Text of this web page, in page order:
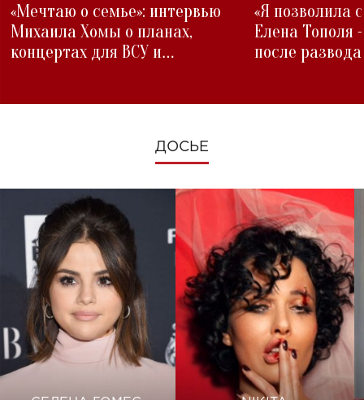
«Мечтаю о семье»: интервью
Михаила Хомы о планах,
концертах для ВСУ и
«Я позволила
Елена Тополя
после развода
ДОСЬЕ